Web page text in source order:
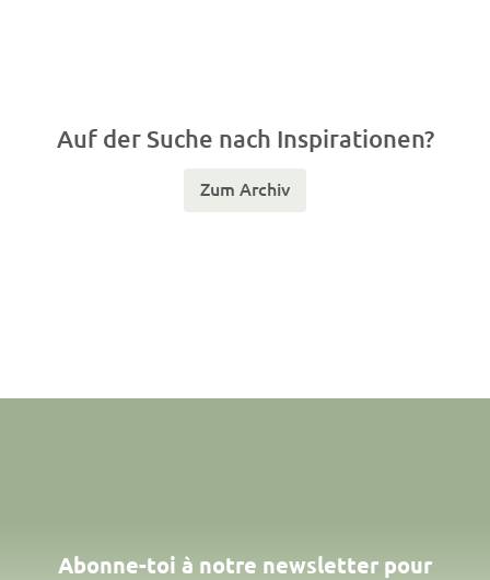
Auf der Suche nach Inspirationen?
Zum Archiv
Abonne-toi à notre newsletter pour